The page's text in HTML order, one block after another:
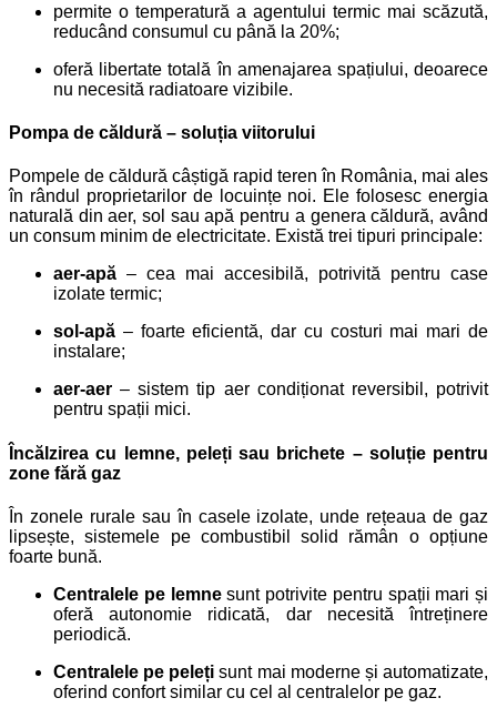
permite o temperatură a agentului termic mai scăzută,
reducând consumul cu până la 20%;
oferă libertate totală în amenajarea spațiului, deoarece
nu necesită radiatoare vizibile.
Pompa de căldură – soluția viitorului
Pompele de căldură câștigă rapid teren în România, mai ales
în rândul proprietarilor de locuințe noi. Ele folosesc energia
naturală din aer, sol sau apă pentru a genera căldură, având
un consum minim de electricitate. Există trei tipuri principale:
aer-apă – cea mai accesibilă, potrivită pentru case
izolate termic;
sol-apă – foarte eficientă, dar cu costuri mai mari de
instalare;
aer-aer – sistem tip aer condiționat reversibil, potrivit
pentru spații mici.
Încălzirea cu lemne, peleți sau brichete – soluție pentru
zone fără gaz
În zonele rurale sau în casele izolate, unde rețeaua de gaz
lipsește, sistemele pe combustibil solid rămân o opțiune
foarte bună.
Centralele pe lemnesunt potrivite pentru spații mari și
oferă autonomie ridicată, dar necesită întreținere
periodică.
Centralele pe peleți sunt mai moderne și automatizate,
oferind confort similar cu cel al centralelor pe gaz.